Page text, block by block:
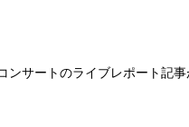
サートのライブレポート記事